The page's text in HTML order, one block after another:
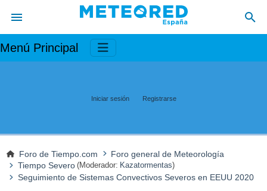
Menú Principal
Iniciar sesión Registrarse
Foro de Tiempo.com
Foro general de Meteorología
Tiempo Severo (Moderador: Kazatormentas)
Seguimiento de Sistemas Convectivos Severos en EEUU 2020